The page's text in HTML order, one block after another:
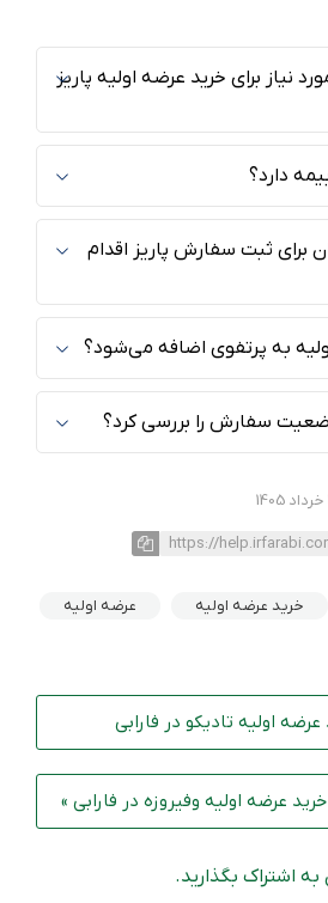
نیاز برای خرید عرضه اولیه پاریز
دارد؟
برای ثبت سفارش پاریز اقدام
به پرتفوی اضافه می‌شود؟
سفارش را بررسی کرد؟
https://
خرید عرضه اولیه
عرضه اولیه
اولیه تادیکو در فارابی
عرضه‌ اولیه وفیروزه در فارابی »
به اشتراک بگذارید.